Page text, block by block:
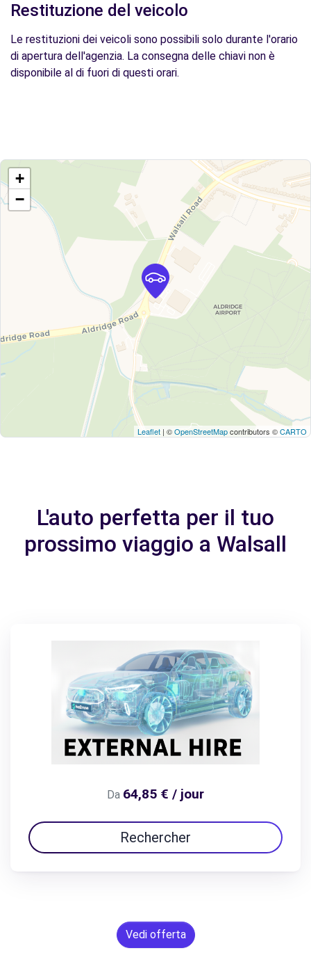
Restituzione del veicolo
Le restituzioni dei veicoli sono possibili solo durante l'orario
di apertura dell'agenzia. La consegna delle chiavi non è
disponibile al di fuori di questi orari.
+
−
Leaflet | ©OpenStreetMapcontributors ©CARTO
L'auto perfetta per il tuo
prossimo viaggio a Walsall
Da 64,85 € / jour
Rechercher
Vedi offerta